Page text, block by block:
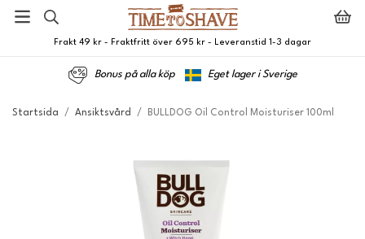
Frakt 49 kr - Fraktfritt över 695 kr - Leveranstid 1-3 dagar
Bonus på alla köp Eget lager i Sverige
Startsida / Ansiktsvård / BULLDOG Oil Control Moisturiser 100ml